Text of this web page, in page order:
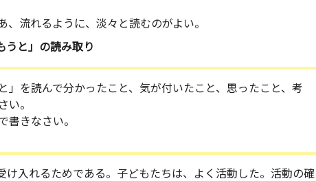
流れるように、淡々と読むのがよい。
と」の読み取り
」を読んで分かったこと、気が付いたこと、思ったこと、考
い。
書きなさい。
け入れるためである。子どもたちは、よく活動した。活動の確